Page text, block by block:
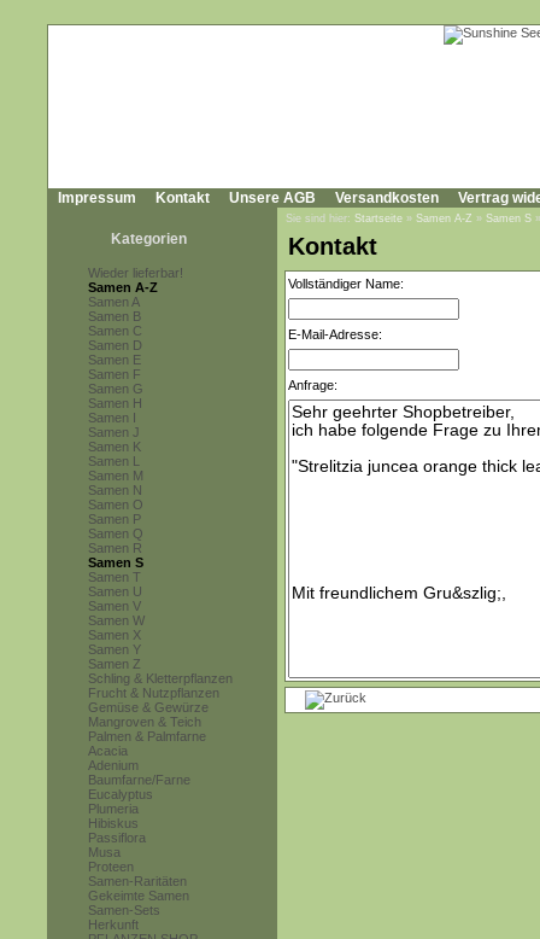
Impressum Kontakt Unsere AGB Versandkosten Vertrag
Kategorien
Wieder lieferbar!
Samen A-Z
Samen A
Samen B
Samen C
Samen D
Samen E
Samen F
Samen G
Samen H
Samen I
Samen J
Samen K
Samen L
Samen M
Samen N
Samen O
Samen P
Samen Q
Samen R
Samen S
Samen T
Samen U
Samen V
Samen W
Samen X
Samen Y
Samen Z
Schling & Kletterpflanzen
Frucht & Nutzpflanzen
Gemüse & Gewürze
Mangroven & Teich
Palmen & Palmfarne
Acacia
Adenium
Baumfarne/Farne
Eucalyptus
Plumeria
Hibiskus
Passiflora
Musa
Proteen
Samen-Raritäten
Gekeimte Samen
Samen-Sets
Herkunft
Sie sind hier: Startseite » Samen A-Z » Samen S
Kontakt
Vollständiger Name:
E-Mail-Adresse:
Anfrage: